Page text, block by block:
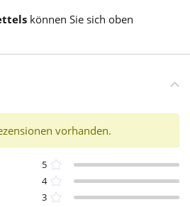
können Sie sich oben
vorhanden.
5
4
3